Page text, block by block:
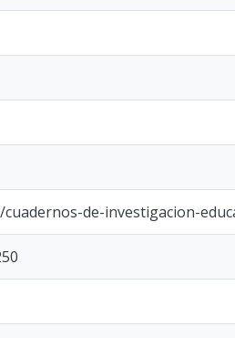
de-investigacion-